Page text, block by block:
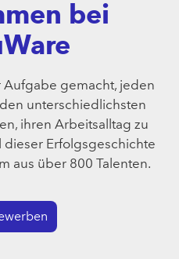
bei
gemacht, jeden
unterschiedlichsten
ihren Arbeitsalltag zu
dieser Erfolgsgeschichte
aus über 800 Talenten.